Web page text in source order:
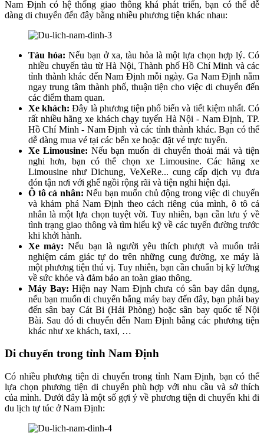
Nam Định có hệ thống giao thông khá phát triển, bạn có thể dễ
dàng di chuyển đến đây bằng nhiều phương tiện khác nhau:
Tàu hỏa: Nếu bạn ở xa, tàu hỏa là một lựa chọn hợp lý. Có
nhiều chuyến tàu từ Hà Nội, Thành phố Hồ Chí Minh và các
tỉnh thành khác đến Nam Định mỗi ngày. Ga Nam Định nằm
ngay trung tâm thành phố, thuận tiện cho việc di chuyển đến
các điểm tham quan.
Xe khách: Đây là phương tiện phổ biến và tiết kiệm nhất. Có
rất nhiều hãng xe khách chạy tuyến Hà Nội - Nam Định, TP.
Hồ Chí Minh - Nam Định và các tỉnh thành khác. Bạn có thể
dễ dàng mua vé tại các bến xe hoặc đặt vé trực tuyến.
Xe Limousine: Nếu bạn muốn di chuyển thoải mái và tiện
nghi hơn, bạn có thể chọn xe Limousine. Các hãng xe
Limousine như Dichung, VeXeRe... cung cấp dịch vụ đưa
đón tận nơi với ghế ngồi rộng rãi và tiện nghi hiện đại.
Ô tô cá nhân: Nếu bạn muốn chủ động trong việc di chuyển
và khám phá Nam Định theo cách riêng của mình, ô tô cá
nhân là một lựa chọn tuyệt vời. Tuy nhiên, bạn cần lưu ý về
tình trạng giao thông và tìm hiểu kỹ về các tuyến đường trước
khi khởi hành.
Xe máy: Nếu bạn là người yêu thích phượt và muốn trải
nghiệm cảm giác tự do trên những cung đường, xe máy là
một phương tiện thú vị. Tuy nhiên, bạn cần chuẩn bị kỹ lưỡng
về sức khỏe và đảm bảo an toàn giao thông.
Máy Bay:Hiện nay Nam Định chưa có sân bay dân dụng,
nếu bạn muốn di chuyển bằng máy bay đến đây, bạn phải bay
đến sân bay Cát Bi (Hải Phòng) hoặc sân bay quốc tế Nội
Bài. Sau đó di chuyển đến Nam Định bằng các phương tiện
khác như xe khách, taxi, …
Di chuyển trong tỉnh Nam Định
Có nhiều phương tiện di chuyển trong tỉnh Nam Định, bạn có thể
lựa chọn phương tiện di chuyển phù hợp với nhu cầu và sở thích
của mình. Dưới đây là một số gợi ý về phương tiện di chuyển khi đi
du lịch tự túc ở Nam Định: